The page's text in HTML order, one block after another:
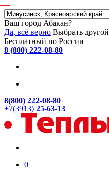
Ваш город Абакан?
Да, всё верно Выбрать другой
Бесплатный по России
8 (800) 222-08-80
8(800) 222-08-80
+7(3913) 25-63-13
0